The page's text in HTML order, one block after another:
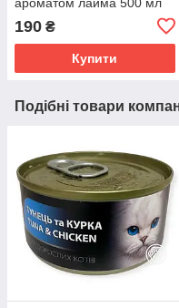
190 ₴
Купити
Подібні товари